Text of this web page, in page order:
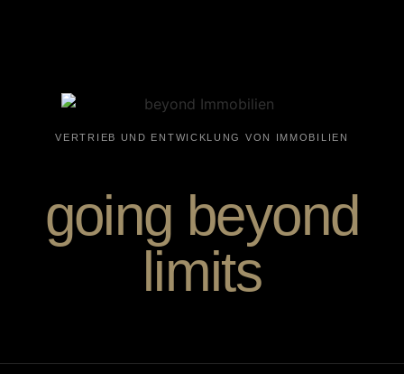
VERTRIEB UND ENTWICKLUNG VON IMMOBILIEN
going beyond
limits